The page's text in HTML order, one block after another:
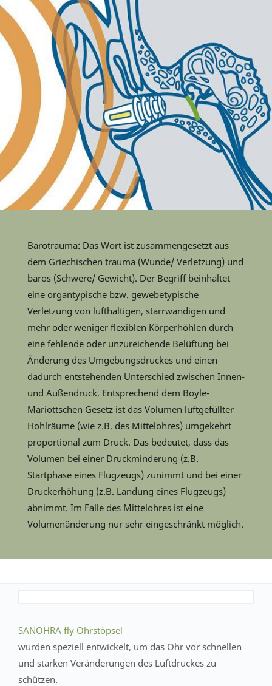
Barotrauma: Das Wort ist zusammengesetzt aus
dem Griechischen trauma (Wunde/ Verletzung) und
baros (Schwere/ Gewicht). Der Begriff beinhaltet
eine organtypische bzw. gewebetypische
Verletzung von lufthaltigen, starrwandigen und
mehr oder weniger flexiblen Körperhöhlen durch
eine fehlende oder unzureichende Belüftung bei
Änderung des Umgebungsdruckes und einen
dadurch entstehenden Unterschied zwischen Innen-
und Außendruck. Entsprechend dem Boyle-
Mariottschen Gesetz ist das Volumen luftgefüllter
Hohlräume (wie z.B. des Mittelohres) umgekehrt
proportional zum Druck. Das bedeutet, dass das
Volumen bei einer Druckminderung (z.B.
Startphase eines Flugzeugs) zunimmt und bei einer
Druckerhöhung (z.B. Landung eines Flugzeugs)
abnimmt. Im Falle des Mittelohres ist eine
Volumenänderung nur sehr eingeschränkt möglich.
SANOHRA fly Ohrstöpsel
wurden speziell entwickelt, um das Ohr vor schnellen
und starken Veränderungen des Luftdruckes zu
schützen.